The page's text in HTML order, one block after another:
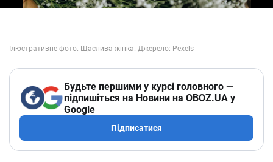
Будьте першими у курсі головного —
підпишіться на Новини на OBOZ.UA у
Google
Підписатися